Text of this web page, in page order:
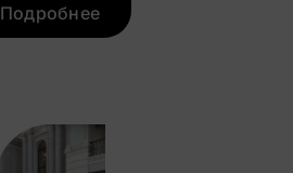
Подробнее